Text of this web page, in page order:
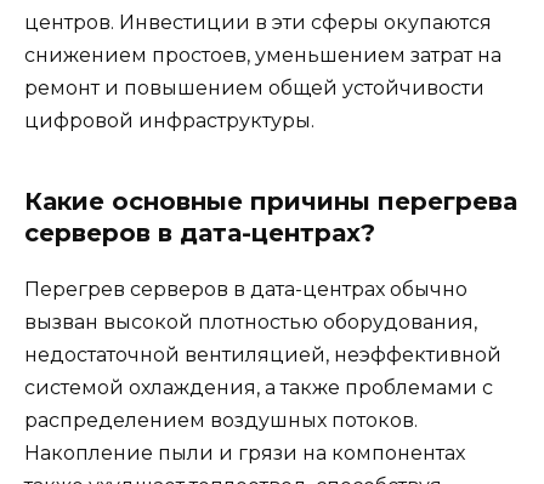
центров. Инвестиции в эти сферы окупаются
снижением простоев, уменьшением затрат на
ремонт и повышением общей устойчивости
цифровой инфраструктуры.
Какие основные причины перегрева
серверов в дата-центрах?
Перегрев серверов в дата-центрах обычно
вызван высокой плотностью оборудования,
недостаточной вентиляцией, неэффективной
системой охлаждения, а также проблемами с
распределением воздушных потоков.
Накопление пыли и грязи на компонентах